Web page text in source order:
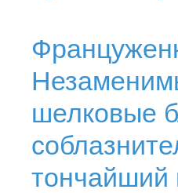
шелковые
тончайший